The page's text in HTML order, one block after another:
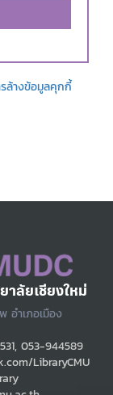
รล้างข้อมูลคุกกี้
ลัยเชียงใหม่
อำเภอเมือง
053-944589
LibraryCMU